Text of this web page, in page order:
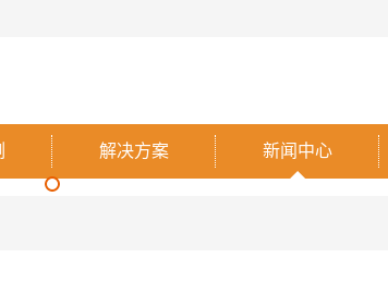
解决方案 新闻中心